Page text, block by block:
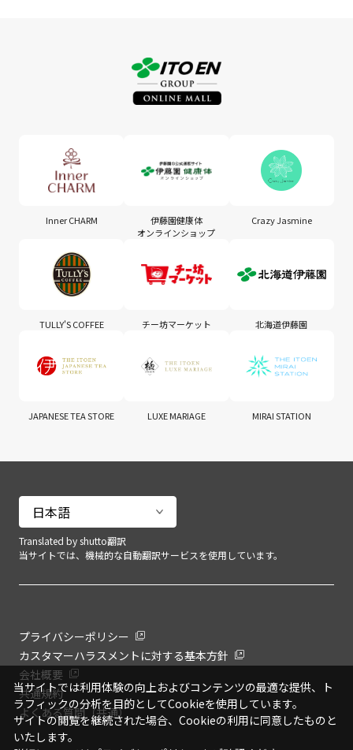
Translated by shutto翻訳
当サイトでは、機械的な自動翻訳サービスを使用しています。
Inner CHARM
伊藤園健康体
オンラインショップ
Crazy Jasmine
TULLY'S COFFEE チー坊マーケット 北海道伊藤園
JAPANESE TEA STORE LUXE MARIAGE MIRAI STATION
プライバシーポリシー
カスタマーハラスメントに対する基本方針
会社概要
共通規約
よくある質問（共通）
当サイトでは利用体験の向上およびコンテンツの最適な提供、ト
ラフィックの分析を目的としてCookieを使用しています。
サイトの閲覧を継続された場合、Cookieの利用に同意したものと
いたします。